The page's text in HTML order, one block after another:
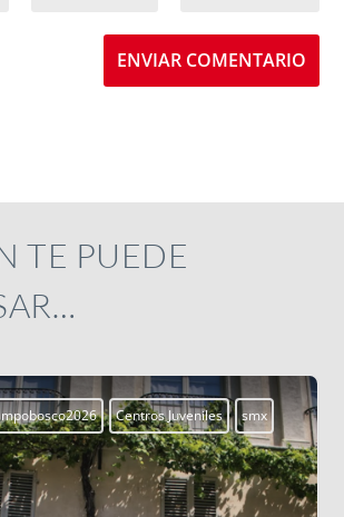
ENVIAR COMENTARIO
TE PUEDE
a vivir Blogs